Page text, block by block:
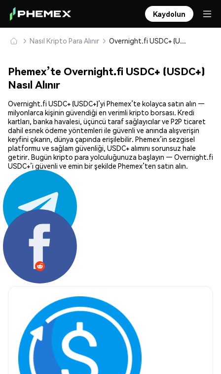
Kaydolun
Nasıl Kripto Para Alınır Overnight.fi USDC+ (USDC+) Güvenle Satın Alın ve Saklayın
Phemex’te Overnight.fi USDC+ (USDC+)
Nasıl Alınır
Overnight.fi USDC+ (USDC+)’yi Phemex’te kolayca satın alın —
milyonlarca kişinin güvendiği en verimli kripto borsası. Kredi
kartları, banka havalesi, üçüncü taraf sağlayıcılar ve P2P ticaret
dahil esnek ödeme yöntemleri ile güvenli ve anında alışverişin
keyfini çıkarın, dünya çapında erişilebilir. Phemex’in sezgisel
platformu ve sağlam güvenliği, USDC+ alımını sorunsuz hale
getirir. Bugün kripto para yolculuğunuza başlayın — Overnight.fi
USDC+’i güvenli ve emin bir şekilde Phemex’ten satın alın.
Paylaş: